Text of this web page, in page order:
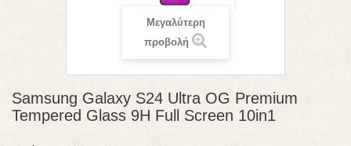
Μεγαλύτερη
προβολή
Samsung Galaxy S24 Ultra OG Premium
Tempered Glass 9H Full Screen 10in1